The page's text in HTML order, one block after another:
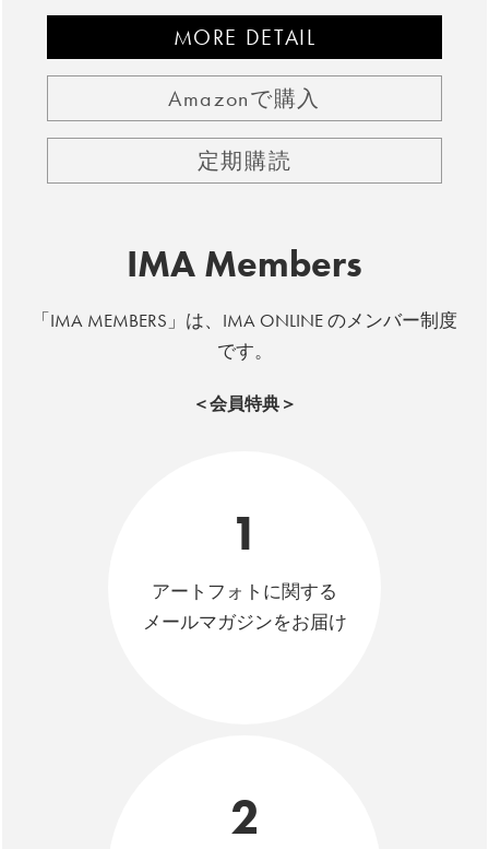
MORE DETAIL
Amazonで購入
定期購読
IMA Members
「IMA MEMBERS」は、IMA ONLINE のメンバー制度
です。
＜会員特典＞
1
アートフォトに関する
メールマガジンをお届け
2